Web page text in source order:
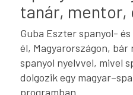
tanár, mentor,
Guba Eszter spanyol-
él, Magyarországon,
spanyol nyelvvel, mivel
dolgozik egy
programban.